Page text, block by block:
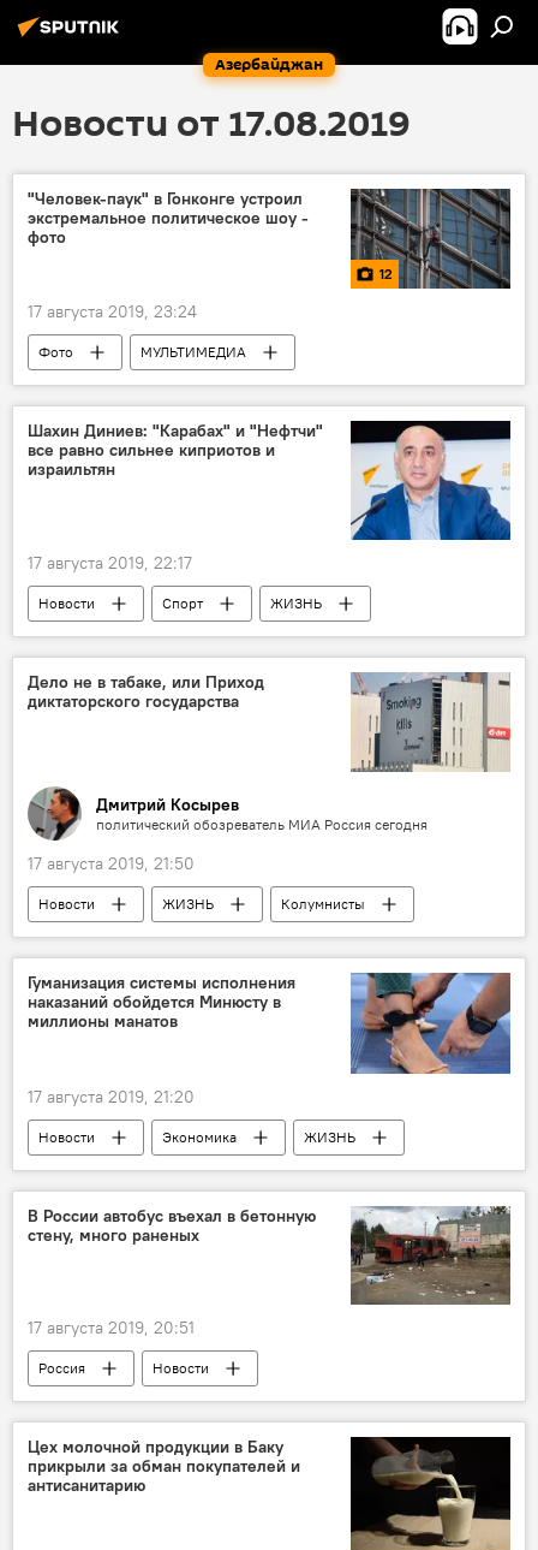
Азербайджан
Новости от 17.08.2019
"Человек-паук" в Гонконге устроил
экстремальное политическое шоу -
фото
12
17 августа 2019, 23:24
Фото
МУЛЬТИМЕДИА
Новости мира
Новости
Шахин Диниев: "Карабах" и "Нефтчи"
все равно сильнее киприотов и
израильтян
17 августа 2019, 22:17
Новости Спорт
ЖИЗНЬ
Азербайджан
Новости мира
Дело не в табаке, или Приход
диктаторского государства
Дмитрий Косырев
политический обозреватель МИА Россия сегодня
17 августа 2019, 21:50
Новости ЖИЗНЬ Колумнисты
Гуманизация системы исполнения
наказаний обойдется Минюсту в
миллионы манатов
17 августа 2019, 21:20
Новости Экономика
ЖИЗНЬ
Азербайджан
В России автобус въехал в бетонную
стену, много раненых
17 августа 2019, 20:51
Россия Новости
Цех молочной продукции в Баку
прикрыли за обман покупателей и
антисанитарию